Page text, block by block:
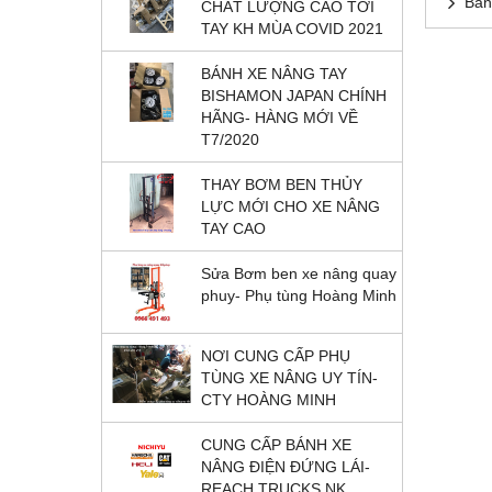
CHẤT LƯỢNG CAO TỚI
TAY KH MÙA COVID 2021
BÁNH XE NÂNG TAY
BISHAMON JAPAN CHÍNH
HÃNG- HÀNG MỚI VỀ
T7/2020
THAY BƠM BEN THỦY
LỰC MỚI CHO XE NÂNG
TAY CAO
Sửa Bơm ben xe nâng quay
phuy- Phụ tùng Hoàng Minh
NƠI CUNG CẤP PHỤ
TÙNG XE NÂNG UY TÍN-
CTY HOÀNG MINH
CUNG CẤP BÁNH XE
NÂNG ĐIỆN ĐỨNG LÁI-
REACH TRUCKS NK